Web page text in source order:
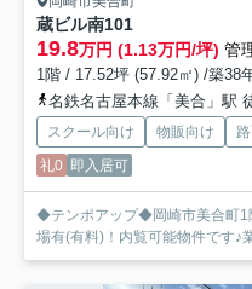
蔵ビル南101
19.8万円 (1.13万円/坪) 管
1階 / 17.52坪 (57.92㎡) /築38
名鉄名古屋本線「美合」駅
スクール向け 物販向け
礼0 即入居可
◆テンポアップ◆岡崎市美合町
場有(有料)！内覧可能物件です♪